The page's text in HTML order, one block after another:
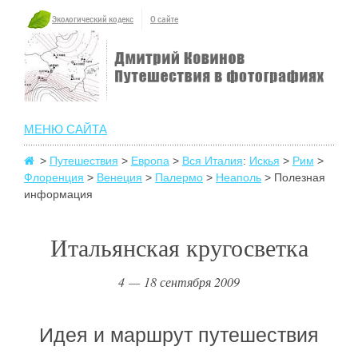
Экологический кодекс О сайте
МЕНЮ САЙТА
> Путешествия > Европа> Вся Италия: Искья > Рим >
Флоренция > Венеция > Палермо > Неаполь > Полезная
информация
Итальянская кругосветка
4 — 18 сентября 2009
Идея и маршрут путешествия